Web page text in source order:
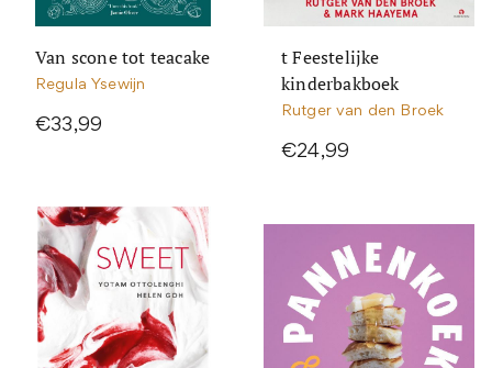
Van scone tot teacake
Regula Ysewijn
€33,99
t Feestelijke
kinderbakboek
Rutger van den Broek
€24,99